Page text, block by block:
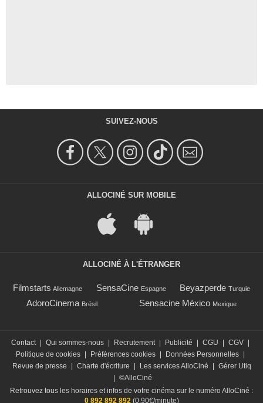
SUIVEZ-NOUS
ALLOCINÉ SUR MOBILE
ALLOCINÉ À L'ÉTRANGER
Filmstarts Allemagne SensaCine Espagne Beyazperde Turquie
AdoroCinema Brésil Sensacine México Mexique
Contact Qui sommes-nous Recrutement Publicité CGU CGV
Politique de cookies
Préférences cookies Données Personnelles
Revue de presse
Charte d'écriture Les services AlloCiné
Gérer Utiq
©AlloCiné
Retrouvez tous les horaires et infos de votre cinéma sur le numéro AlloCiné :
0 892 892 892(0,90€/minute)